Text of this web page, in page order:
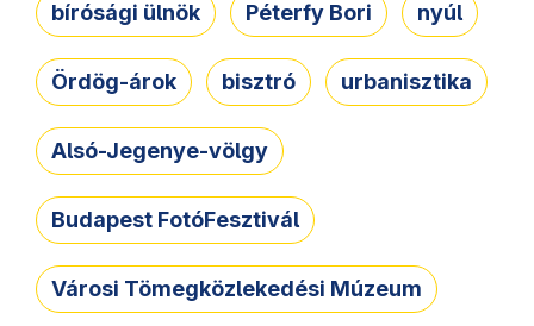
bírósági ülnök Péterfy Bori nyúl
Ördög-árok bisztró urbanisztika
Alsó-Jegenye-völgy
Budapest FotóFesztivál
Városi Tömegközlekedési Múzeum